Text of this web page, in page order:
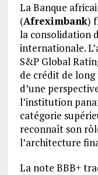
La Banque
(Afreximbank)
la consolidation
internationale.
S&P Global
de crédit de
d’une
l’institution
catégorie
reconnaît son
l’architecture
La note BBB+